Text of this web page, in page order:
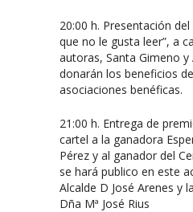
20:00 h. Presentación
que no le gusta leer”, a
autoras, Santa Gimeno
donarán los beneficios
asociaciones benéficas.
21:00 h. Entrega de
cartel a la ganadora
Pérez y al ganador del
se hará publico en este
Alcalde D José Arenes y
Dña Mª José Rius